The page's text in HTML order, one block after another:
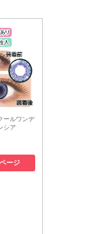
ールワンデ
シア
ージ